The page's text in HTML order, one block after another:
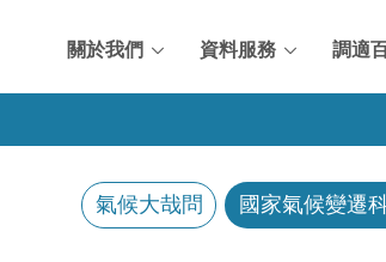
關於我們 資料服務 調適
氣候大哉問 國家氣候變遷